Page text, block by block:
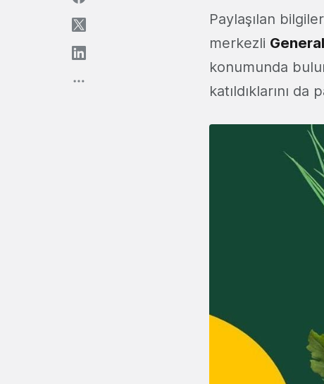
Paylaşılan
merkezli
konumunda
katıldıklarını da